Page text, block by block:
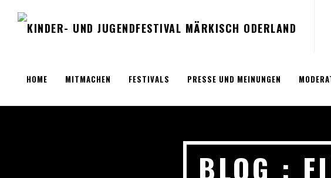
HOME MITMACHEN FESTIVALS PRESSE UND MEINUNGEN
BLOG :